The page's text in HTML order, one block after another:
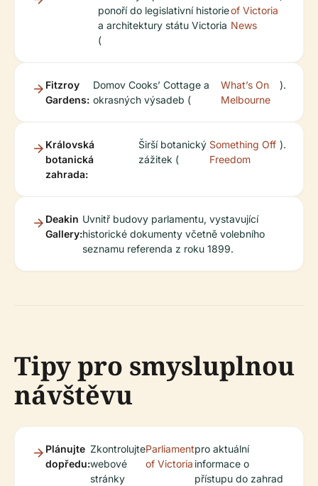
ponoří do legislativní historie
a architektury státu Victoria
(
of Victoria
News
Fitzroy
Gardens:
Domov Cooks’ Cottage a
okrasných výsadeb (
What’s On
Melbourne
).
Královská
botanická
zahrada:
Širší botanický
zážitek (
Something Off
Freedom
).
Deakin
Gallery:
Uvnitř budovy parlamentu, vystavující
historické dokumenty včetně volebního
seznamu referenda z roku 1899.
Tipy pro smysluplnou
návštěvu
Plánujte
dopředu:
Zkontrolujte
webové
stránky
Parliament
of Victoria
pro aktuální
informace o
přístupu do zahrad